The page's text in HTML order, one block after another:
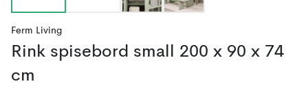
Ferm Living
Rink spisebord small 200 x 90 x 74
cm